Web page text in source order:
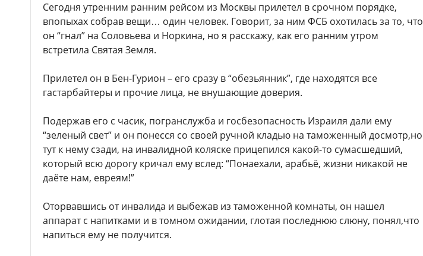
Сегодня утренним ранним рейсом из Москвы прилетел в срочном порядке,
впопыхах собрав вещи… один человек. Говорит, за ним ФСБ охотилась за то, что
он “гнал” на Соловьева и Норкина, но я расскажу, как его ранним утром
встретила Святая Земля.
Прилетел он в Бен-Гурион – его сразу в “обезьянник”, где находятся все
гастарбайтеры и прочие лица, не внушающие доверия.
Подержав его с часик, погранслужба и госбезопасность Израиля дали ему
“зеленый свет” и он понесся со своей ручной кладью на таможенный досмотр,но
тут к нему сзади, на инвалидной коляске прицепился какой-то сумасшедший,
который всю дорогу кричал ему вслед: “Понаехали, арабьё, жизни никакой не
даёте нам, евреям!”
Оторвавшись от инвалида и выбежав из таможенной комнаты, он нашел
аппарат с напитками и в томном ожидании, глотая последнюю слюну, понял,что
напиться ему не получится.